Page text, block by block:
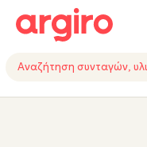
ΥΛΙΚΑΕΚΤΕΛΕΣΗTIPS